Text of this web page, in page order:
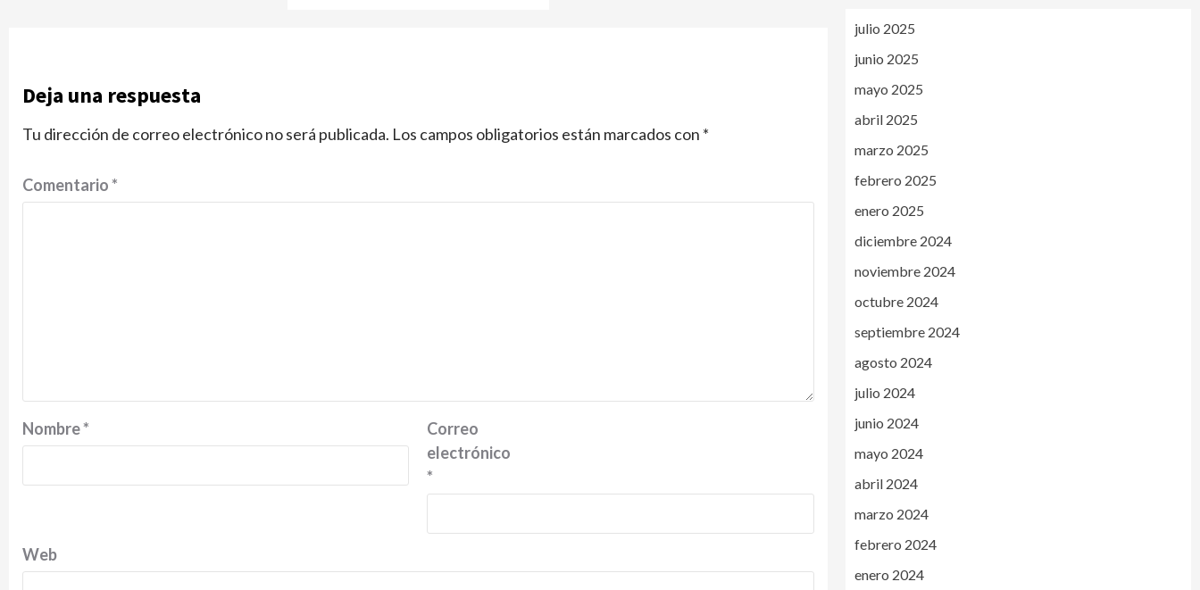
Deja una respuesta
Tu dirección de correo electrónico no será publicada. Los campos obligatorios están marcados con *
Comentario*
Nombre*
Correo
electrónico
*
Web
julio 2025
junio 2025
mayo 2025
abril 2025
marzo 2025
febrero 2025
enero 2025
diciembre 2024
noviembre 2024
octubre 2024
septiembre 2024
agosto 2024
julio 2024
junio 2024
mayo 2024
abril 2024
marzo 2024
febrero 2024
enero 2024